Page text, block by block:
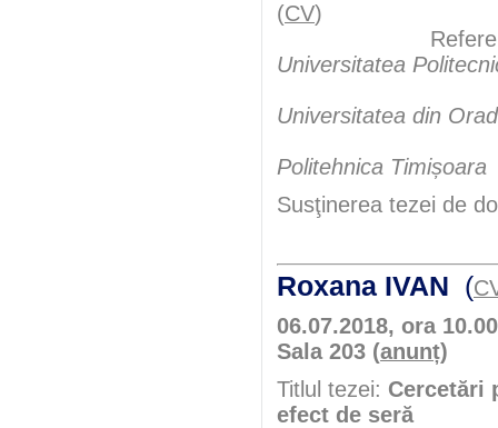
(CV)
Universitatea
Universitatea din
Politehnica Timișoara
Susţinerea tezei de
Roxana IVAN (
06.07.2018, ora
Sala 203 (anunț)
Titlul tezei: Cercetări
efect de seră